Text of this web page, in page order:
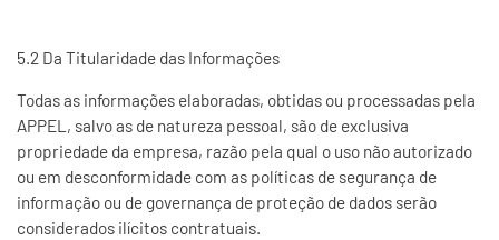
5.2 Da Titularidade das Informações
Todas as informações elaboradas, obtidas ou processadas pela
APPEL, salvo as de natureza pessoal, são de exclusiva
propriedade da empresa, razão pela qual o uso não autorizado
ou em desconformidade com as políticas de segurança de
informação ou de governança de proteção de dados serão
considerados ilícitos contratuais.